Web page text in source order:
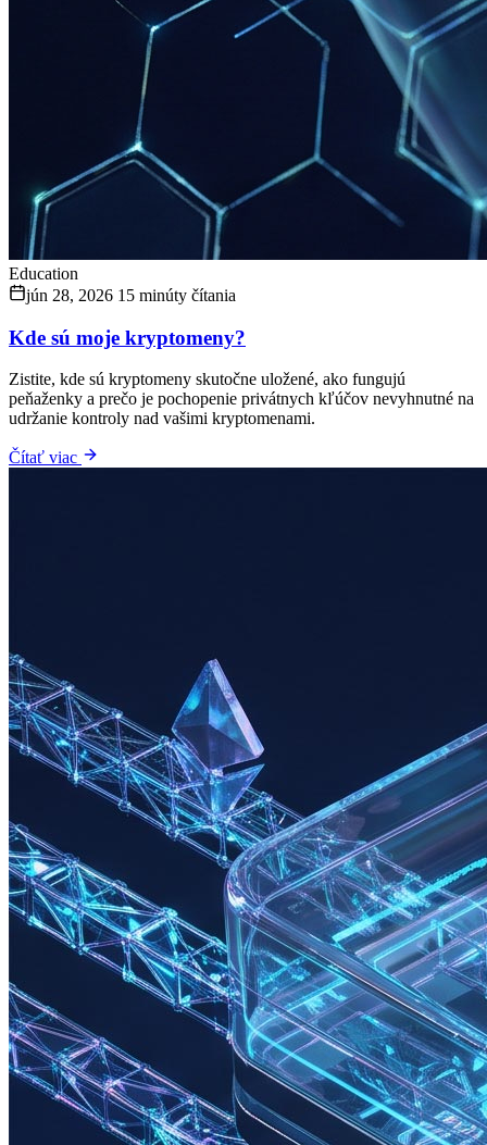
Education
jún 28, 2026 15 minúty čítania
Kde sú moje kryptomeny?
Zistite, kde sú kryptomeny skutočne uložené, ako fungujú
peňaženky a prečo je pochopenie privátnych kľúčov nevyhnutné na
udržanie kontroly nad vašimi kryptomenami.
Čítať viac